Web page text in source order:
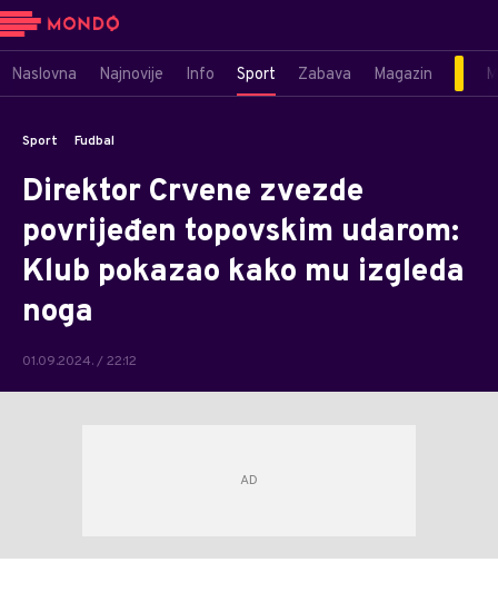
Naslovna Najnovije Info Sport Zabava Magazin
Sport Fudbal
Direktor Crvene zvezde
povrijeđen topovskim udarom:
Klub pokazao kako mu izgleda
noga
01.09.2024. / 22:12